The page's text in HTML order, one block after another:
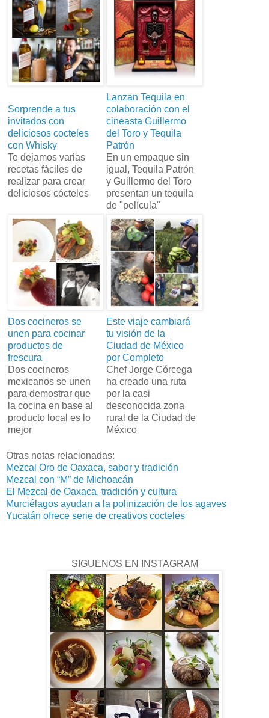
Sorprende a tus
invitados con
deliciosos cocteles
con Whisky
Te dejamos varias
recetas fáciles de
realizar para crear
deliciosos cócteles
Lanzan Tequila en
colaboración con el
cineasta Guillermo
del Toro y Tequila
Patrón
En un empaque sin
igual, Tequila Patrón
y Guillermo del Toro
presentan un tequila
de "película"
Dos cocineros se
unen para cocinar
productos de
frescura
Dos cocineros
mexicanos se unen
para demostrar que
la cocina en base al
producto local es lo
mejor
Este viaje cambiará
tu visión de la
Ciudad de México
por Completo
Chef Jorge Córcega
ha creado una ruta
por la casi
desconocida zona
rural de la Ciudad de
México
Otras notas relacionadas:
Mezcal Oro de Oaxaca, sabor y tradición
Mezcal con “M” de Michoacán
El Mezcal de Oaxaca, tradición y cultura
Murciélagos ayudan a la polinización de los agaves
Yucatán ofrece serie de creativos cocteles
SIGUENOS EN INSTAGRAM